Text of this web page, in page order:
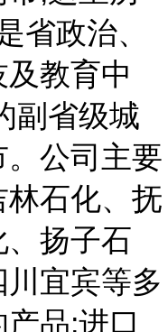
省政治、
教育中
副省级城
公司主要
石化、抚
、扬子石
宜宾等多
品;进口